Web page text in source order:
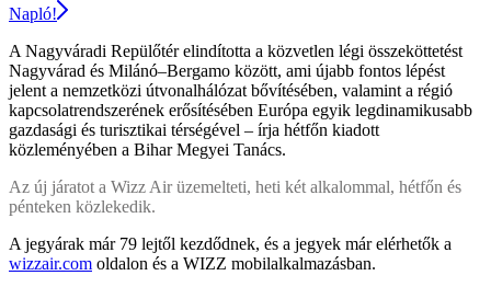
Napló!
A Nagyváradi Repülőtér elindította a közvetlen légi összeköttetést
Nagyvárad és Milánó–Bergamo között, ami újabb fontos lépést
jelent a nemzetközi útvonalhálózat bővítésében, valamint a régió
kapcsolatrendszerének erősítésében Európa egyik legdinamikusabb
gazdasági és turisztikai térségével – írja hétfőn kiadott
közleményében a Bihar Megyei Tanács.
Az új járatot a Wizz Air üzemelteti, heti két alkalommal, hétfőn és
pénteken közlekedik.
A jegyárak már 79 lejtől kezdődnek, és a jegyek már elérhetők a
wizzair.com oldalon és a WIZZ mobilalkalmazásban.